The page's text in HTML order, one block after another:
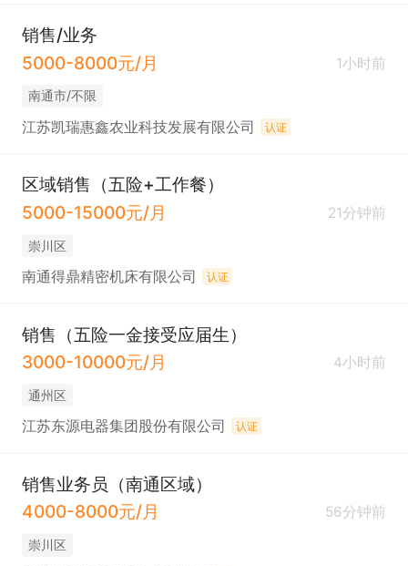
销售/业务
5000-8000元/月
1小时前
南通市/不限
江苏凯瑞惠鑫农业科技发展有限公司 认证
区域销售（五险+工作餐）
5000-15000元/月
21分钟前
崇川区
南通得鼎精密机床有限公司 认证
销售（五险一金接受应届生）
3000-10000元/月
4小时前
通州区
江苏东源电器集团股份有限公司 认证
销售业务员（南通区域）
4000-8000元/月
56分钟前
崇川区